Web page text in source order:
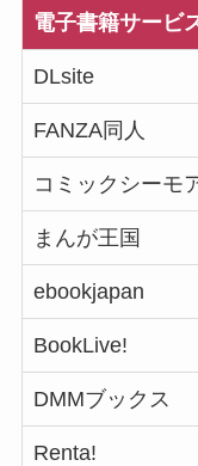
電子書籍サービ
DLsite
FANZA同人
コミックシーモ
まんが王国
ebookjapan
BookLive!
DMMブックス
Renta!